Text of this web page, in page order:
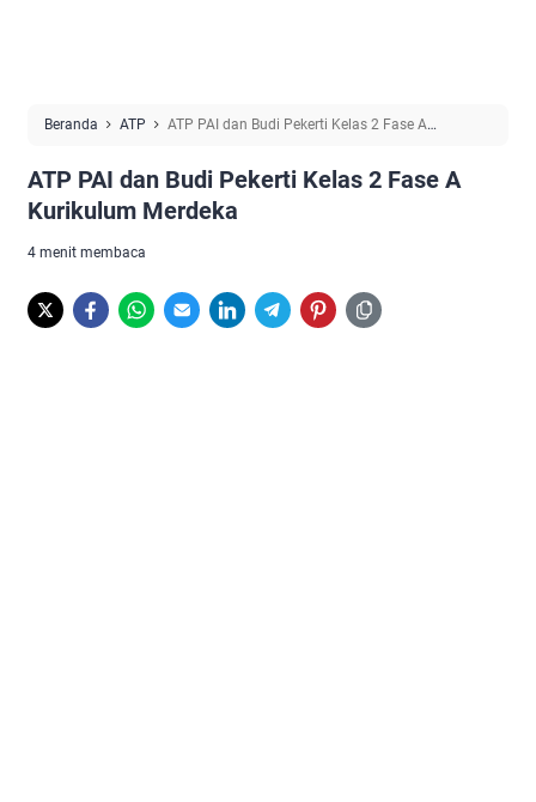
Beranda ATP
ATP PAI dan Budi Pekerti Kelas 2 Fase A
ATP PAI dan Budi Pekerti Kelas 2 Fase A
Kurikulum Merdeka
4 menit membaca